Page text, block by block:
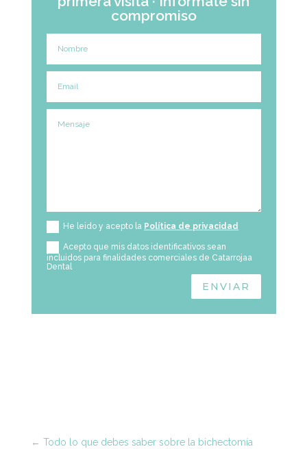
compromiso
He leido y acepto la Política de privacidad
Acepto que mis datos identificativos sean
incluidos para finalidades comerciales de Catarrojaa
Dental
ENVIAR
← Todo lo que debes saber sobre la bichectomía